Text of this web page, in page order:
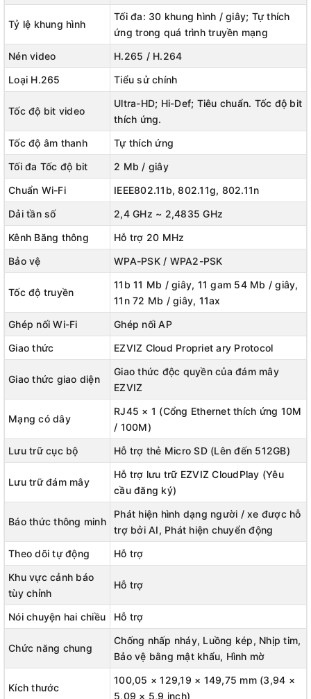
Tỷ lệ khung hình
Tối đa: 30 khung hình / giây; Tự thích
ứng trong quá trình truyền mạng
Nén video
H.265 / H.264
Loại H.265
Tiểu sử chính
Tốc độ bit video
Ultra-HD; Hi-Def; Tiêu chuẩn. Tốc độ bit
thích ứng.
Tốc độ âm thanh
Tự thích ứng
Tối đa Tốc độ bit
2 Mb / giây
Chuẩn Wi-Fi
IEEE802.11b, 802.11g, 802.11n
Dải tần số
2,4 GHz ~ 2,4835 GHz
Kênh Băng thông
Hỗ trợ 20 MHz
Bảo vệ
WPA-PSK / WPA2-PSK
Tốc độ truyền
11b 11 Mb / giây, 11 gam 54 Mb / giây,
11n 72 Mb / giây, 11ax
Ghép nối Wi-Fi
Ghép nối AP
Giao thức
EZVIZ Cloud Propriet ary Protocol
Giao thức giao diện
Giao thức độc quyền của đám mây
EZVIZ
Mạng có dây
RJ45 × 1 (Cổng Ethernet thích ứng 10M
/ 100M)
Lưu trữ cục bộ
Hỗ trợ thẻ Micro SD (Lên đến 512GB)
Lưu trữ đám mây
Hỗ trợ lưu trữ EZVIZ CloudPlay (Yêu
cầu đăng ký)
Báo thức thông minh
Phát hiện hình dạng người / xe được hỗ
trợ bởi AI, Phát hiện chuyển động
Theo dõi tự động
Hỗ trợ
Khu vực cảnh báo
tùy chỉnh
Hỗ trợ
Nói chuyện hai chiều Hỗ trợ
Chức năng chung
Chống nhấp nháy, Luồng kép, Nhịp tim,
Bảo vệ bằng mật khẩu, Hình mờ
Kích thước
100,05 × 129,19 × 149,75 mm (3,94 ×
5,09 × 5,9 inch)